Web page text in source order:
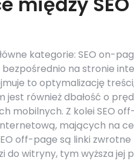
kategorie: SEO on-
bezpośrednio na stronie
to optymalizację
jest również dbałość o
mobilnych. Z kolei SEO
mających na
off-page są linki
witryny, tym wyższa jej